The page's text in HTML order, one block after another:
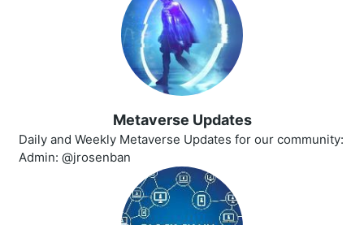
Metaverse Updates
Daily and Weekly Metaverse Updates for our community:
Admin: @jrosenban